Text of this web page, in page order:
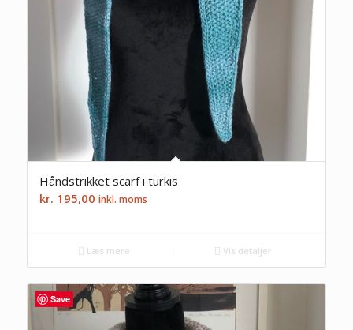
Håndstrikket scarf i turkis
kr. 195,00 inkl. moms
Læs mere Vis detaljer
Save